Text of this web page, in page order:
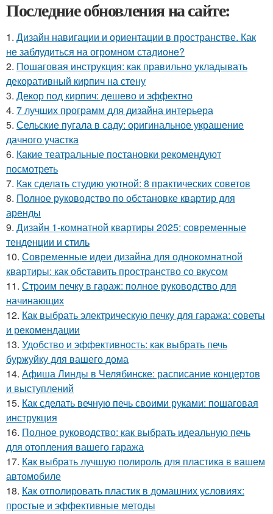
Последние обновления на сайте:
1. Дизайн навигации и ориентации в пространстве. Как
не заблудиться на огромном стадионе?
2. Пошаговая инструкция: как правильно укладывать
декоративный кирпич на стену
3. Декор под кирпич: дешево и эффектно
4. 7 лучших программ для дизайна интерьера
5. Сельские пугала в саду: оригинальное украшение
дачного участка
6. Какие театральные постановки рекомендуют
посмотреть
7. Как сделать студию уютной: 8 практических советов
8. Полное руководство по обстановке квартир для
аренды
9. Дизайн 1-комнатной квартиры 2025: современные
тенденции и стиль
10. Современные идеи дизайна для однокомнатной
квартиры: как обставить пространство со вкусом
11. Строим печку в гараж: полное руководство для
начинающих
12. Как выбрать электрическую печку для гаража: советы
и рекомендации
13. Удобство и эффективность: как выбрать печь
буржуйку для вашего дома
14. Афиша Линды в Челябинске: расписание концертов
и выступлений
15. Как сделать вечную печь своими руками: пошаговая
инструкция
16. Полное руководство: как выбрать идеальную печь
для отопления вашего гаража
17. Как выбрать лучшую полироль для пластика в вашем
автомобиле
18. Как отполировать пластик в домашних условиях:
простые и эффективные методы